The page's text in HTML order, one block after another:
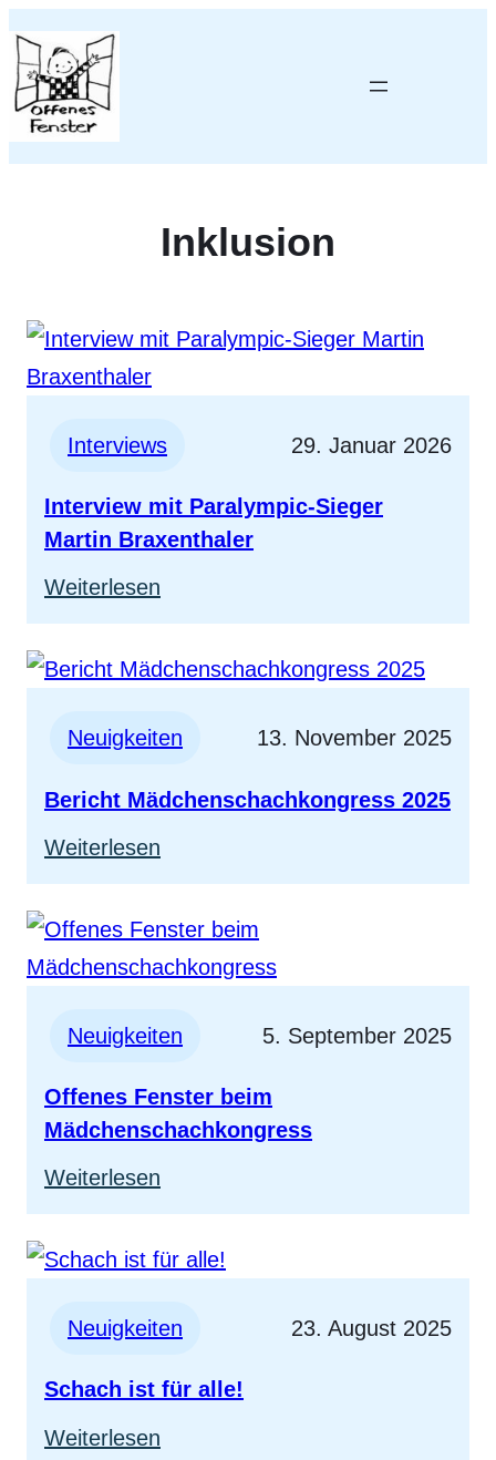
Inklusion
Interviews 29. Januar 2026
Interview mit Paralympic-Sieger
Martin Braxenthaler
Weiterlesen
Interview
mit
Sieger
Braxenthaler
Neuigkeiten 13. November 2025
Bericht Mädchenschachkongress 2025
Weiterlesen
Bericht
Mädchenschachkongress
2025
Neuigkeiten 5. September 2025
Offenes Fenster beim
Mädchenschachkongress
Weiterlesen
Offenes
Fenster
Mädchenschachkongress
Neuigkeiten 23. August 2025
Schach ist für alle!
Weiterlesen